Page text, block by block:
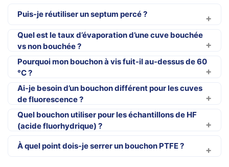
Puis-je réutiliser un septum percé ?
Quel est le taux d’évaporation d’une cuve bouchée
vs non bouchée ?
Pourquoi mon bouchon à vis fuit-il au-dessus de 60
°C ?
Ai-je besoin d’un bouchon différent pour les cuves
de fluorescence ?
Quel bouchon utiliser pour les échantillons de HF
(acide fluorhydrique) ?
À quel point dois-je serrer un bouchon PTFE ?